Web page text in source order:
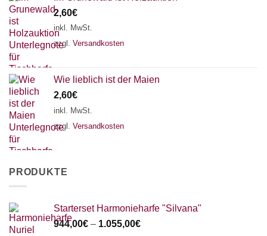
2,60€
inkl. MwSt.
zzgl. Versandkosten
Wie lieblich ist der Maien
2,60€
inkl. MwSt.
zzgl. Versandkosten
PRODUKTE
Starterset Harmonieharfe "Silvana"
944,00€ – 1.055,00€